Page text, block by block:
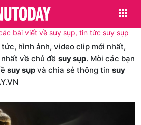
bài viết về suy sụp, tin tức suy sụp
hình ảnh, video clip mới nhất,
về chủ đề suy sụp. Mời các bạn
suy sụp và chia sẻ thông tin suy